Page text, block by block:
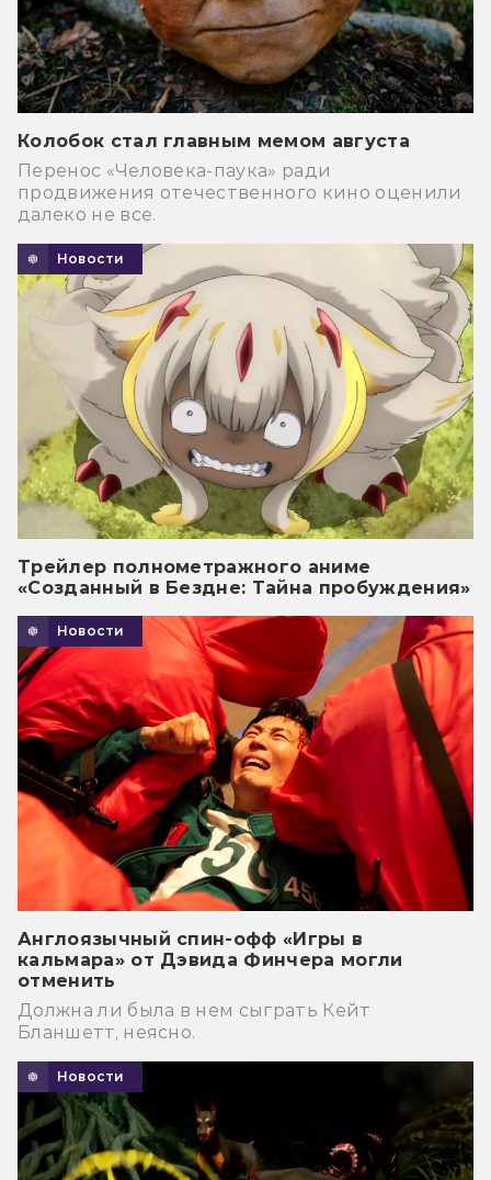
Колобок стал главным мемом августа
Перенос «Человека-паука» ради
продвижения отечественного кино оценили
далеко не все.
Новости
Трейлер полнометражного аниме
«Созданный в Бездне: Тайна пробуждения»
Новости
Англоязычный спин-офф «Игры в
кальмара» от Дэвида Финчера могли
отменить
Должна ли была в нем сыграть Кейт
Бланшетт, неясно.
Новости